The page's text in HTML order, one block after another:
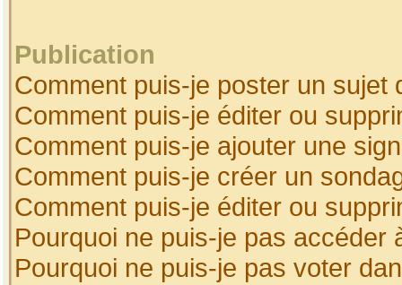
Publication
Comment puis-je poster un sujet
Comment puis-je éditer ou
Comment puis-je ajouter une
Comment puis-je créer un
Comment puis-je éditer ou
Pourquoi ne puis-je pas accéder
Pourquoi ne puis-je pas voter